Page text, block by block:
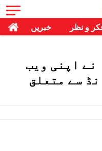
خبریں و نظر
نے اپنی ویب
سے متعلق